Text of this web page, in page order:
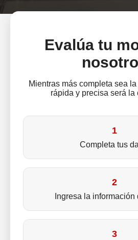
Evalúa tu
Mientras más completa sea
rápida y precisa será la
1
Completa tus
2
Ingresa la información
3